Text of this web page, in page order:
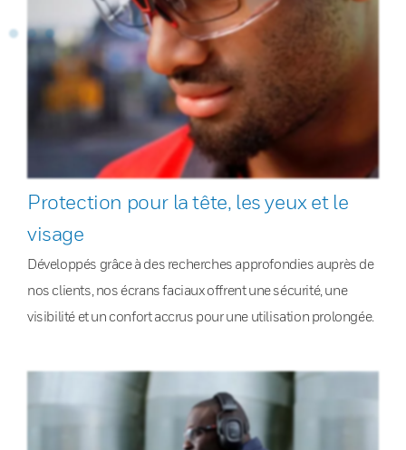
Protection pour la tête, les yeux et le
visage
Développés grâce à des recherches approfondies auprès de
nos clients, nos écrans faciaux offrent une sécurité, une
visibilité et un confort accrus pour une utilisation prolongée.